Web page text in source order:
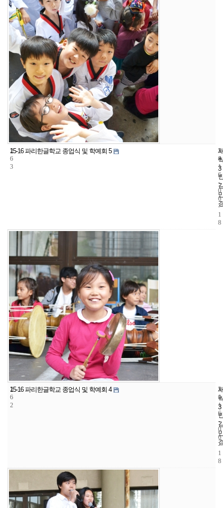
2
6
3
15-16 파리한글학교 종업식 및 학예회 5
3
5
4
2
0
1
6
-
0
6
-
1
8
2
6
2
15-16 파리한글학교 종업식 및 학예회 4
3
5
1
2
0
1
6
-
0
6
-
1
8